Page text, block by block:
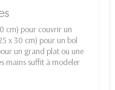
cm) pour couvrir un
x 30 cm) pour un bol
un grand plat ou une
mains suffit à modeler